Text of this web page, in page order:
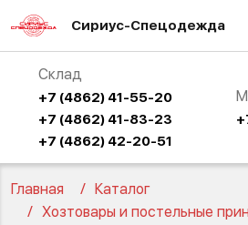
Сириус-Спецодежда
Склад
+7 (4862) 41-55-20
+7 (4862) 41-83-23
+7 (4862) 42-20-51
Главная
Каталог
Хозтовары и постельные